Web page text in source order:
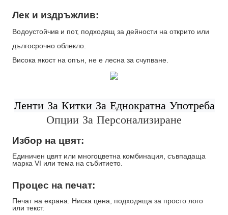
Лек и издръжлив:
Водоустойчив и пот, подходящ за дейности на открито или
дългосрочно облекло.
Висока якост на опън, не е лесна за счупване.
Ленти За Китки За Еднократна Употреба
Опции За Персонализиране
Избор на цвят:
Единичен цвят или многоцветна комбинация, съвпадаща
марка VI или тема на събитието.
Процес на печат:
Печат на екрана: Ниска цена, подходяща за просто лого
или текст.